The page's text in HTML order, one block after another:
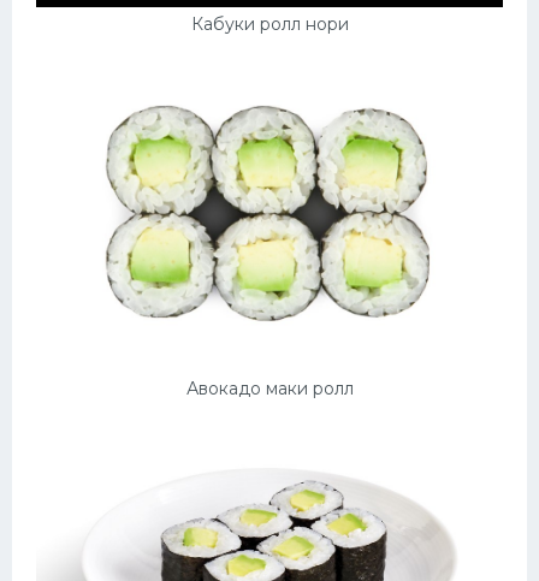
Кабуки ролл нори
Авокадо маки ролл